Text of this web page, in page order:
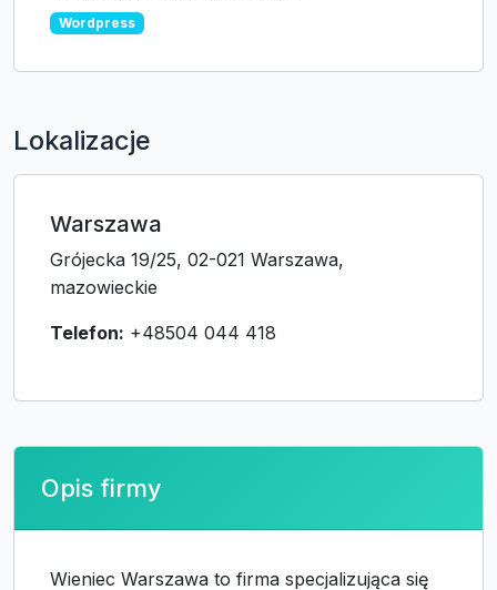
Wordpress
Lokalizacje
Warszawa
Grójecka 19/25, 02-021 Warszawa,
mazowieckie
Telefon: +48504 044 418
Opis firmy
Wieniec Warszawa to firma specjalizująca się